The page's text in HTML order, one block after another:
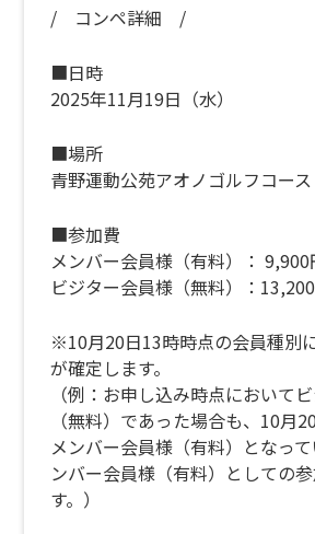
/ コンペ詳細 /
■日時
2025年11月19日（水）
■場所
青野運動公苑アオノゴルフコース
■参加費
メンバー会員様（有料）： 9,900
ビジター会員様（無料）：13,200
※10月20日13時時点の会員種別
が確定します。
（例：お申し込み時点において
（無料）であった場合も、10月
メンバー会員様（有料）となっ
ンバー会員様（有料）としての
す。）